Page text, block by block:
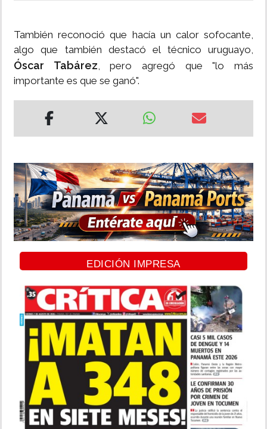
También reconoció que hacía un calor sofocante,
algo que también destacó el técnico uruguayo,
Óscar Tabárez, pero agregó que "lo más
importante es que se ganó".
EDICIÓN IMPRESA